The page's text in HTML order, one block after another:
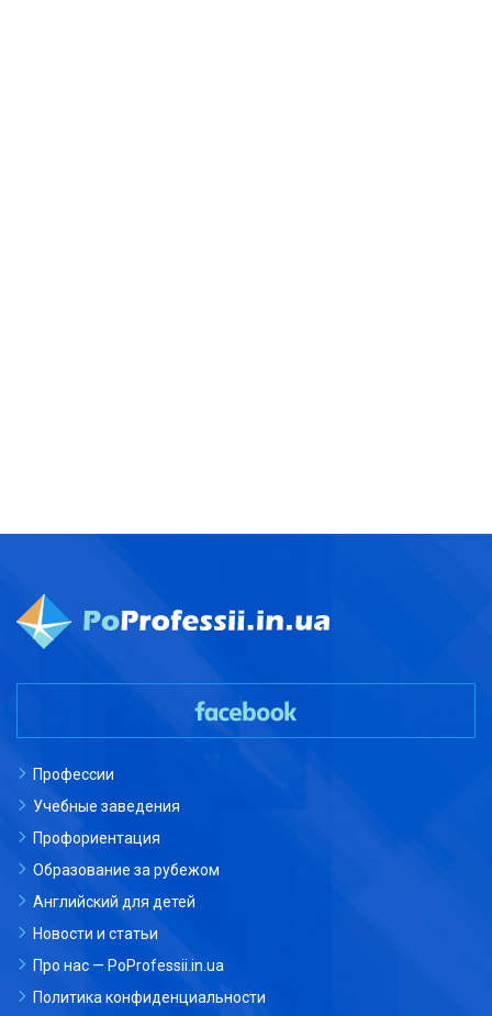
Профессии
Учебные заведения
Профориентация
Образование за рубежом
Английский для детей
Новости и статьи
Про нас — PoProfessii.in.ua
Политика конфиденциальности